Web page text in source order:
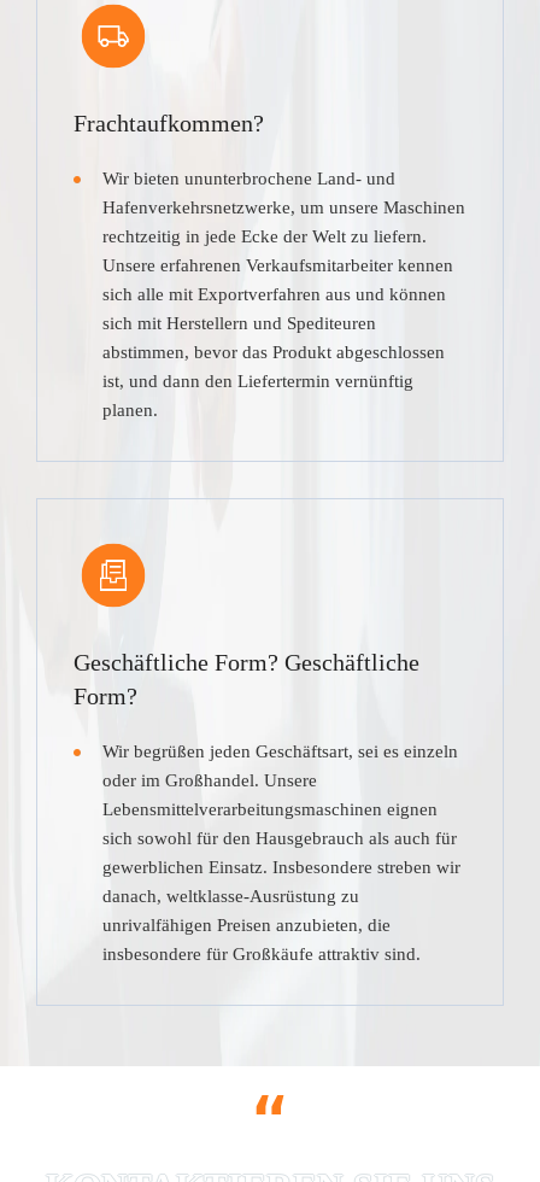
Frachtaufkommen?
Wir bieten ununterbrochene Land- und
Hafenverkehrsnetzwerke, um unsere Maschinen
rechtzeitig in jede Ecke der Welt zu liefern.
Unsere erfahrenen Verkaufsmitarbeiter kennen
sich alle mit Exportverfahren aus und können
sich mit Herstellern und Spediteuren
abstimmen, bevor das Produkt abgeschlossen
ist, und dann den Liefertermin vernünftig
planen.
Geschäftliche Form? Geschäftliche
Form?
Wir begrüßen jeden Geschäftsart, sei es einzeln
oder im Großhandel. Unsere
Lebensmittelverarbeitungsmaschinen eignen
sich sowohl für den Hausgebrauch als auch für
gewerblichen Einsatz. Insbesondere streben wir
danach, weltklasse-Ausrüstung zu
unrivalfähigen Preisen anzubieten, die
insbesondere für Großkäufe attraktiv sind.
“